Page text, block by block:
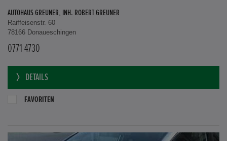
AUTOHAUS GREUNER, INH. ROBERT GREUNER
Raiffeisenstr. 60
78166 Donaueschingen
0771 4730
DETAILS
FAVORITEN